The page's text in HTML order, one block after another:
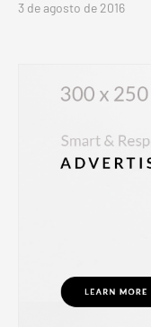
3 de agosto de 2016